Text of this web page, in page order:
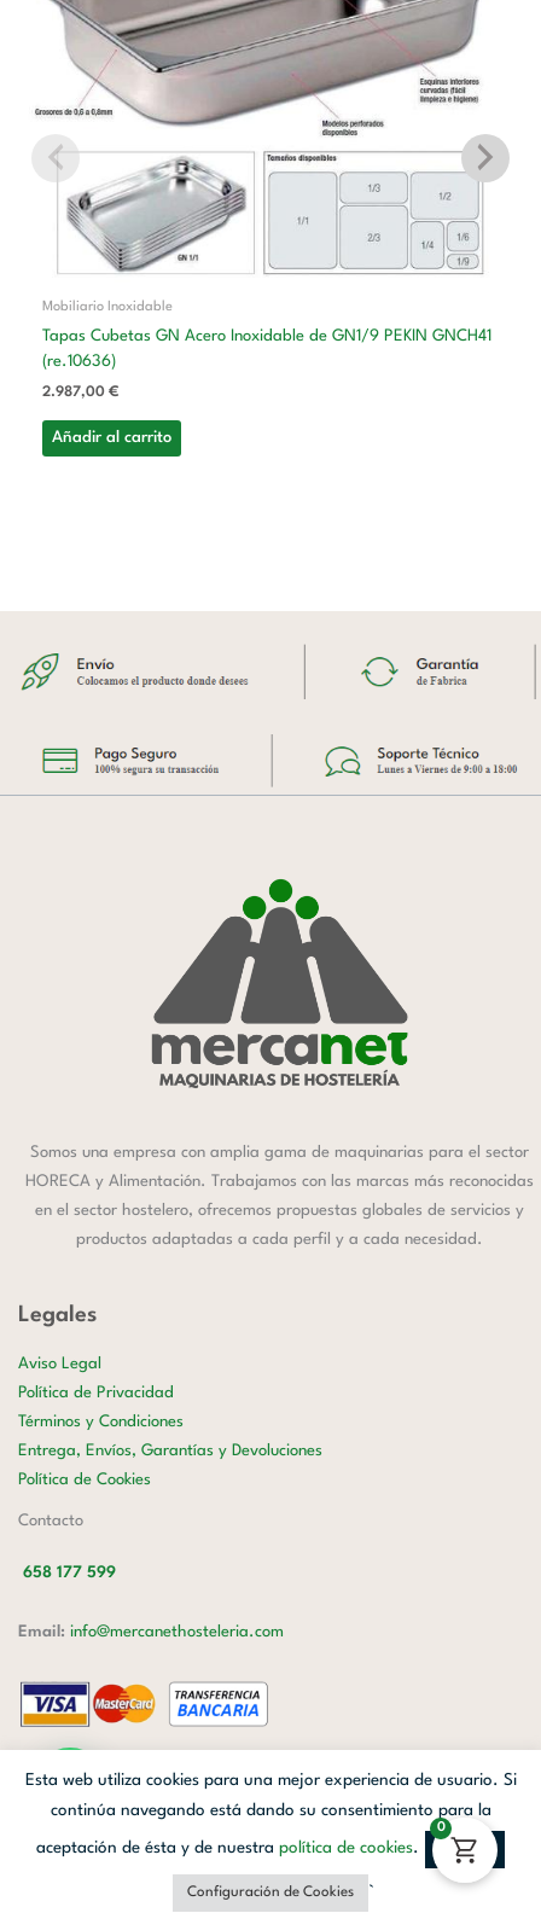
Mobiliario Inoxidable
Tapas Cubetas GN Acero Inoxidable de GN1/9 PEKIN GNCH41
(re.10636)
2.987,00 €
Añadir al carrito
Somos una empresa con amplia gama de maquinarias para el sector
HORECA y Alimentación. Trabajamos con las marcas más reconocidas
en el sector hostelero, ofrecemos propuestas globales de servicios y
productos adaptadas a cada perfil y a cada necesidad.
Legales
Aviso Legal
Política de Privacidad
Términos y Condiciones
Entrega, Envíos, Garantías y Devoluciones
Política de Cookies
Contacto
658 177 599
Email: info@mercanethosteleria.com
Mercanet © 2026.| Diseñado porAvanzada Digital| Webmaster
Facebook Linkedin Instagram
Esta web utiliza cookies para una mejor experiencia de usuario. Si
continúa navegando está dando su consentimiento para la
aceptación de ésta y de nuestra política de cookies. Aceptar
Configuración de Cookies `
0